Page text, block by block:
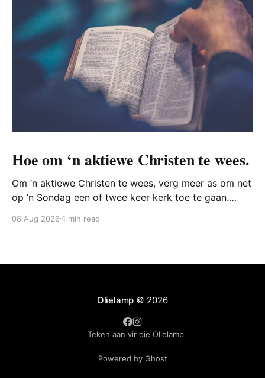
Hoe om ‘n aktiewe Christen te wees.
Om ‘n aktiewe Christen te wees, verg meer as om net
op ‘n Sondag een of twee keer kerk toe te gaan.
moet streef daarna om soos Christus te wees en
08 Aug 20264 min read
Olielamp © 2026
Teken aan vir die Olielamp
Powered by Ghost